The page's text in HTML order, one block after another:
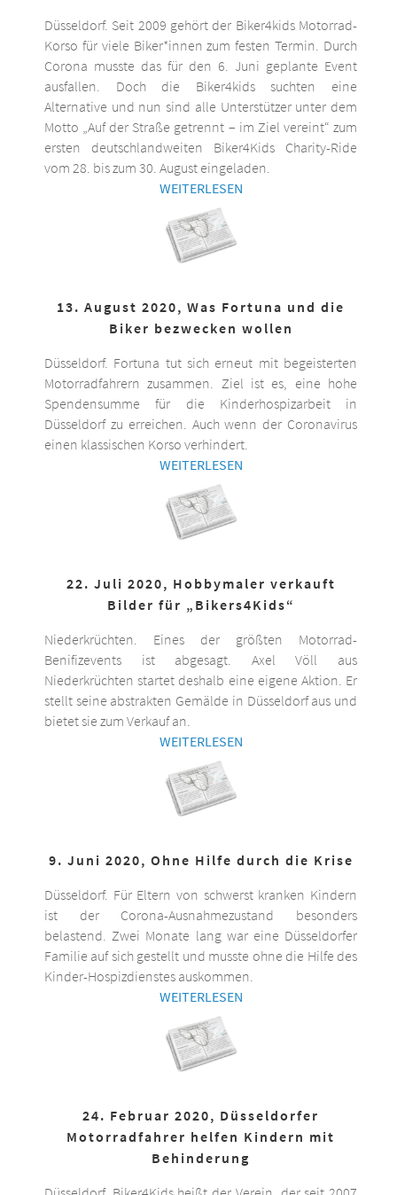
Düsseldorf. Seit 2009 gehört der Biker4kids Motorrad-
Korso für viele Biker*innen zum festen Termin. Durch
Corona musste das für den 6. Juni geplante Event
ausfallen. Doch die Biker4kids suchten eine
Alternative und nun sind alle Unterstützer unter dem
Motto „Auf der Straße getrennt – im Ziel vereint“ zum
ersten deutschlandweiten Biker4Kids Charity-Ride
vom 28. bis zum 30. August eingeladen.
WEITERLESEN
13. August 2020, Was Fortuna und die
Biker bezwecken wollen
Düsseldorf. Fortuna tut sich erneut mit begeisterten
Motorradfahrern zusammen. Ziel ist es, eine hohe
Spendensumme für die Kinderhospizarbeit in
Düsseldorf zu erreichen. Auch wenn der Coronavirus
einen klassischen Korso verhindert.
WEITERLESEN
22. Juli 2020, Hobbymaler verkauft
Bilder für „Bikers4Kids“
Niederkrüchten. Eines der größten Motorrad-
Benifizevents ist abgesagt. Axel Völl aus
Niederkrüchten startet deshalb eine eigene Aktion. Er
stellt seine abstrakten Gemälde in Düsseldorf aus und
bietet sie zum Verkauf an.
WEITERLESEN
9. Juni 2020, Ohne Hilfe durch die Krise
Düsseldorf. Für Eltern von schwerst kranken Kindern
ist der Corona-Ausnahmezustand besonders
belastend. Zwei Monate lang war eine Düsseldorfer
Familie auf sich gestellt und musste ohne die Hilfe des
Kinder-Hospizdienstes auskommen.
WEITERLESEN
24. Februar 2020, Düsseldorfer
Motorradfahrer helfen Kindern mit
Behinderung